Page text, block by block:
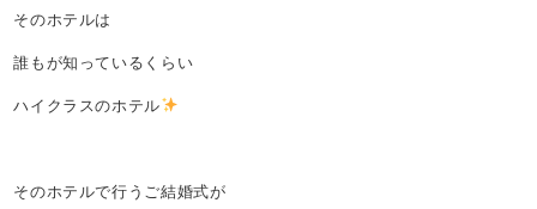
そのホテルは
誰もが知っているくらい
ハイクラスのホテル
そのホテルで行うご結婚式が